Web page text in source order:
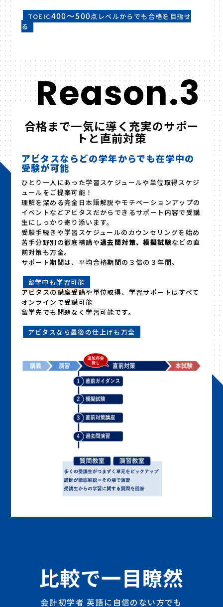
TOEIC400～500点レベルからでも合格を目指せ
る
Reason.3
合格まで一気に導く充実のサポー
トと直前対策
アビタスならどの学年からでも在学中の
受験が可能
ひとり一人にあった学習スケジュールや単位取得スケジ
ュールをご提案可能！
理解を深める完全日本語解説やモチベーションアップの
イベントなどアビタスだからできるサポート内容で受講
生にしっかり寄り添います。
受験手続きや学習スケジュールのカウンセリングを始め
苦手分野別の徹底補講や過去問対策、模擬試験などの直
前対策も万全。
サポート期間は、平均合格期間の３倍の３年間。
留学中も学習可能
アビタスの講座受講や単位取得、学習サポートはすべて
オンラインで受講可能
留学先でも問題なく学習可能です。
アビタスなら最後の仕上げも万全
比較で一目瞭然
会計初学者 英語に自信のない方でも